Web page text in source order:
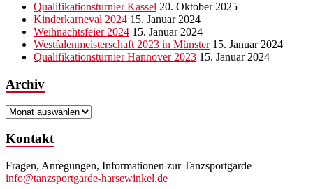
Qualifikationsturnier Kassel 20. Oktober 2025
Kinderkarneval 2024 15. Januar 2024
Weihnachtsfeier 2024 15. Januar 2024
Westfalenmeisterschaft 2023 in Münster 15. Januar 2024
Qualifikationsturnier Hannover 2023 15. Januar 2024
Archiv
Archiv
Kontakt
Fragen, Anregungen, Informationen zur Tanzsportgarde
info@tanzsportgarde-harsewinkel.de